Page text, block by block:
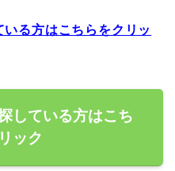
る方はこちらをクリッ
している方はこち
ック